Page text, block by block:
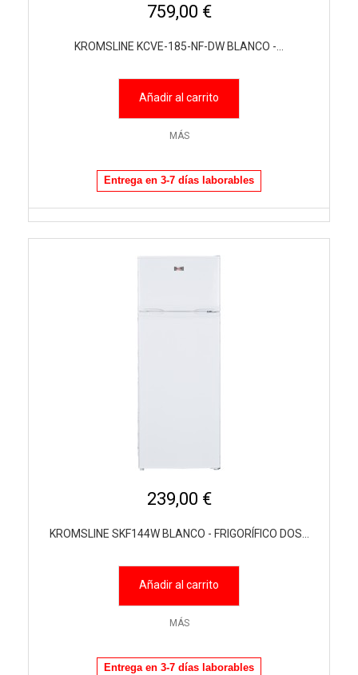
759,00 €
KROMSLINE KCVE-185-NF-DW BLANCO -...
Añadir al carrito
MÁS
Entrega en 3-7 días laborables
239,00 €
KROMSLINE SKF144W BLANCO - FRIGORÍFICO DOS...
Añadir al carrito
MÁS
Entrega en 3-7 días laborables